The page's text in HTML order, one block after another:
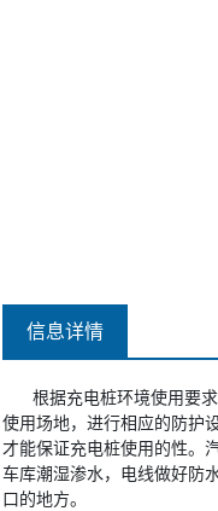
信息详情
根据充电桩环境使用要
使用场地，进行相应的防护
才能保证充电桩使用的性。
车库潮湿渗水，电线做好防
口的地方。